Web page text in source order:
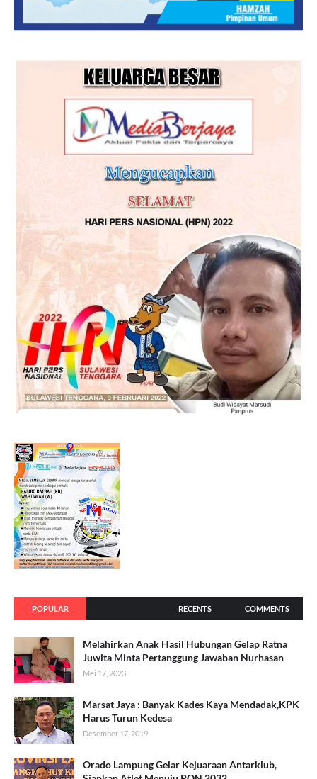
POPULAR RECENTS COMMENTS
Melahirkan Anak Hasil Hubungan Gelap Ratna
Juwita Minta Pertanggung Jawaban Nurhasan
Mei 17, 2023
Marsat Jaya : Banyak Kades Kaya Mendadak,KPK
Harus Turun Kedesa
Desember 17, 2019
Orado Lampung Gelar Kejuaraan Antarklub,